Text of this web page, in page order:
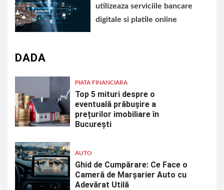
utilizeaza serviciile bancare
digitale si platile online
DADA
PIATA FINANCIARA
Top 5 mituri despre o
eventuală prăbușire a
prețurilor imobiliare în
București
AUTO
Ghid de Cumpărare: Ce Face o
Cameră de Marșarier Auto cu
Adevărat Utilă